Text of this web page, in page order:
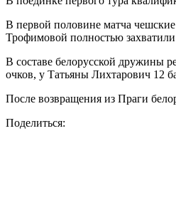
В первой половине матча
Трофимовой полностью
В составе белорусской дружины
очков, у Татьяны Лихтарович 12
После возвращения из Праги
Поделиться: